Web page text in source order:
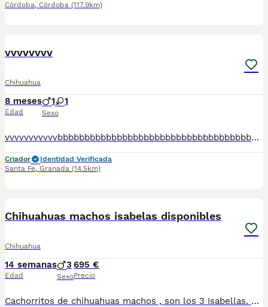
Córdoba, Córdoba (117.9km)
vvvvvvvv
Chihuahua
8 meses
Edad
1 1
Sexo
vvvvvvvvvvvbbbbbbbbbbbbbbbbbbbbbbbbbbbbbbbbbbbbbbbbbbbbbbbbbbbbbbbbbbbbbbbbbbbbbbbbbbbbbbbbbbbbbbbbbbbbbbbbbbbbbbbbbbbbbbbb
Criador
Identidad Verificada
Santa Fe, Granada (14.5km)
Chihuahuas machos isabelas disponibles
Chihuahua
14 semanas
Edad
3
Sexo
695 €
Precio
Cachorritos de chihuahuas machos , son los 3 Isabellas. Se entregan con las vacunas correspondientes a su edad y desparasitados. Se entregan apartir del 25 de junio